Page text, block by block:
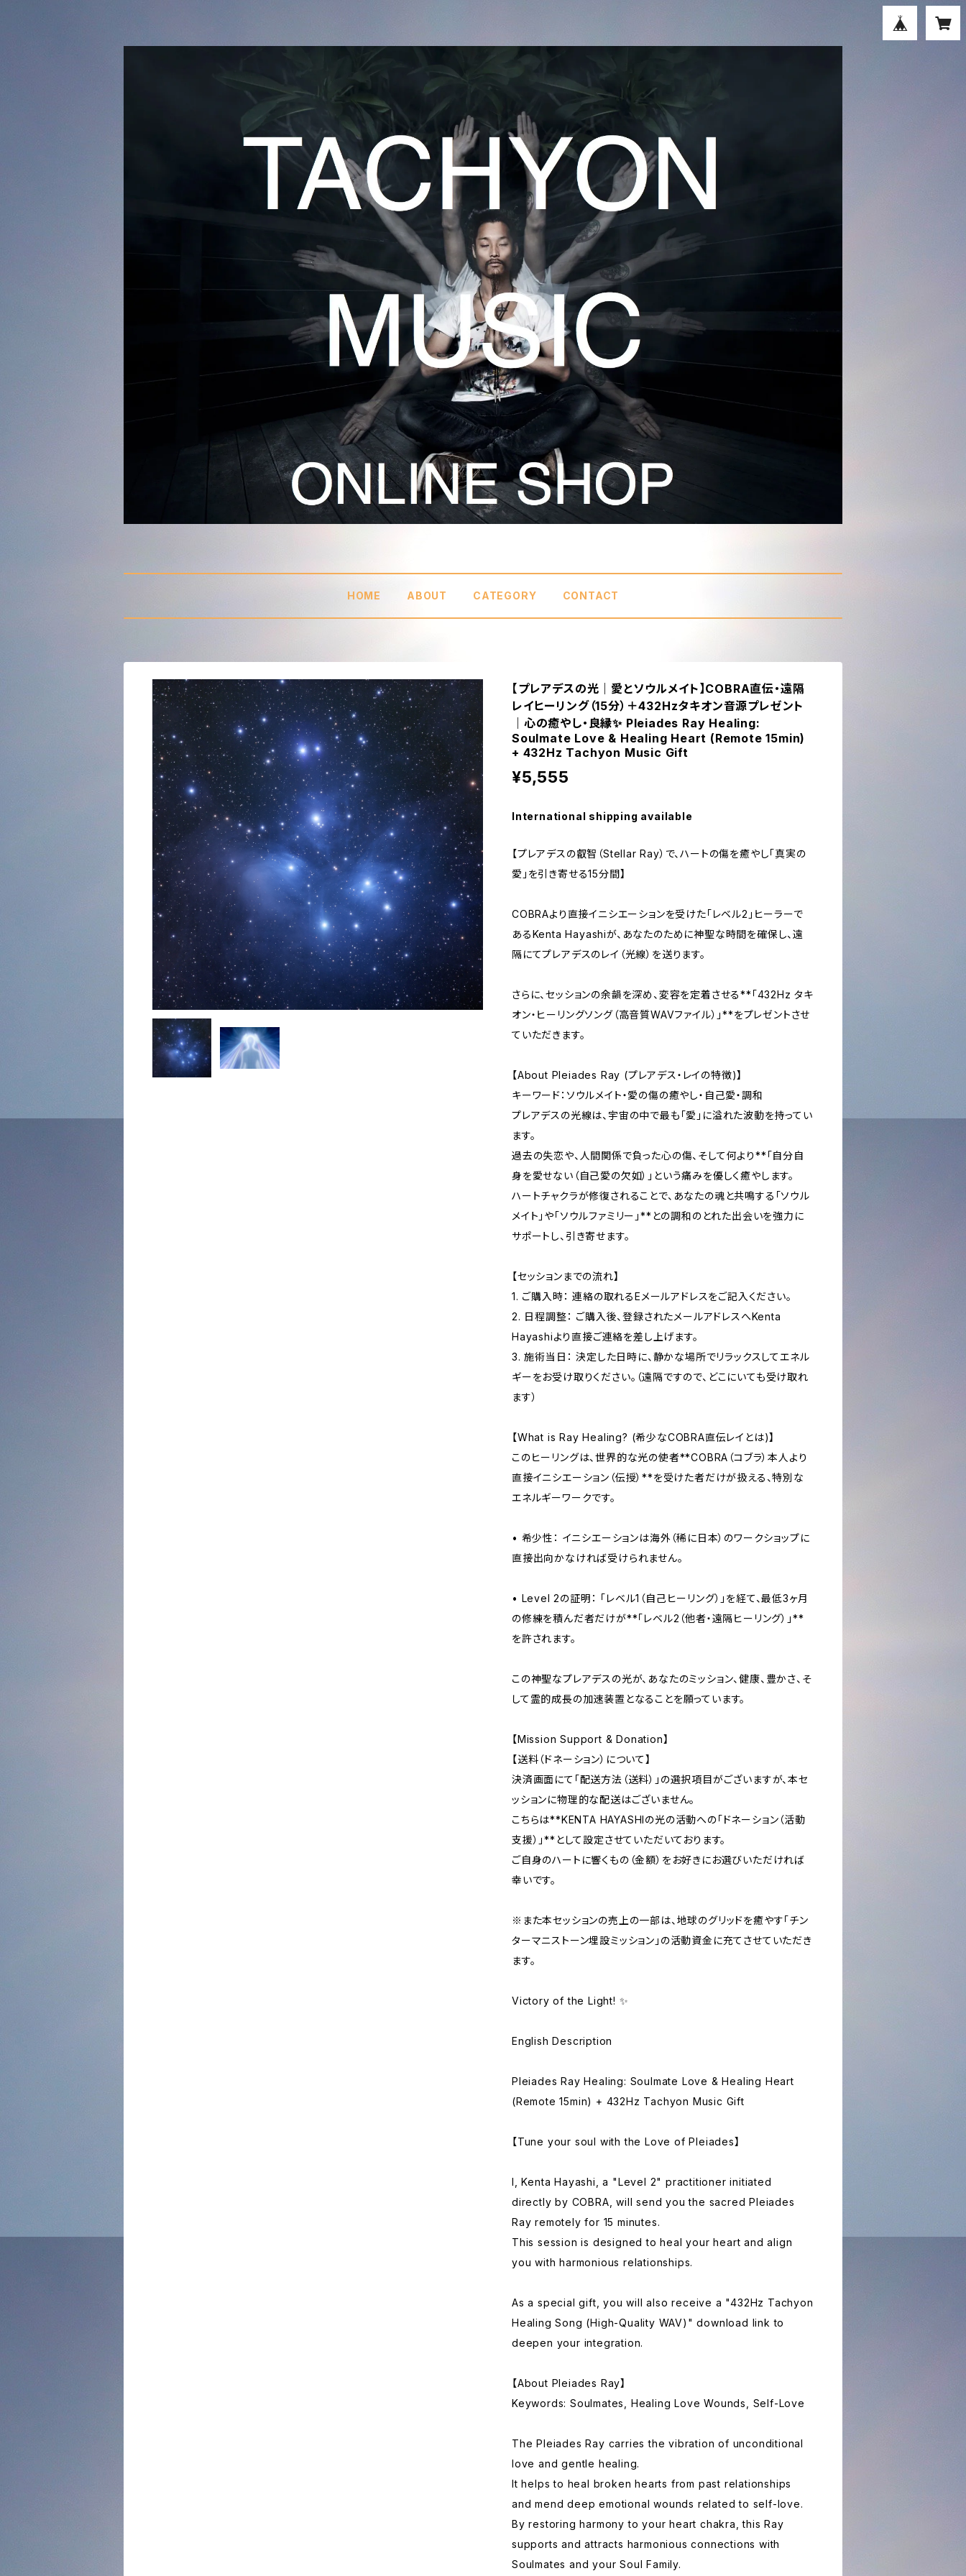
HOME ABOUT CATEGORY CONTACT
【プレアデスの光｜愛とソウルメイト】COBRA直伝・遠隔
レイヒーリング（15分）＋432Hzタキオン音源プレゼント
｜心の癒やし・良縁✨ Pleiades Ray Healing:
Soulmate Love & Healing Heart (Remote 15min)
+ 432Hz Tachyon Music Gift
¥5,555
International shipping available
【プレアデスの叡智（Stellar Ray）で、ハートの傷を癒やし「真実の
愛」を引き寄せる15分間】
COBRAより直接イニシエーションを受けた「レベル2」ヒーラーで
あるKenta Hayashiが、あなたのために神聖な時間を確保し、遠
隔にてプレアデスのレイ（光線）を送ります。
さらに、セッションの余韻を深め、変容を定着させる**「432Hz タキ
オン・ヒーリングソング（高音質WAVファイル）」**をプレゼントさせ
ていただきます。
【About Pleiades Ray (プレアデス・レイの特徴)】
キーワード：ソウルメイト・愛の傷の癒やし・自己愛・調和
プレアデスの光線は、宇宙の中で最も「愛」に溢れた波動を持ってい
ます。
過去の失恋や、人間関係で負った心の傷、そして何より**「自分自
身を愛せない（自己愛の欠如）」という痛みを優しく癒やします。
ハートチャクラが修復されることで、あなたの魂と共鳴する「ソウル
メイト」や「ソウルファミリー」**との調和のとれた出会いを強力に
サポートし、引き寄せます。
【セッションまでの流れ】
1. ご購入時： 連絡の取れるEメールアドレスをご記入ください。
2. 日程調整： ご購入後、登録されたメールアドレスへKenta
Hayashiより直接ご連絡を差し上げます。
3. 施術当日： 決定した日時に、静かな場所でリラックスしてエネル
ギーをお受け取りください。（遠隔ですので、どこにいても受け取れ
ます）
【What is Ray Healing? (希少なCOBRA直伝レイとは)】
このヒーリングは、世界的な光の使者**COBRA（コブラ）本人より
直接イニシエーション（伝授）**を受けた者だけが扱える、特別な
エネルギーワークです。
• 希少性： イニシエーションは海外（稀に日本）のワークショップに
直接出向かなければ受けられません。
• Level 2の証明： 「レベル1（自己ヒーリング）」を経て、最低3ヶ月
の修練を積んだ者だけが**「レベル2（他者・遠隔ヒーリング）」**
を許されます。
この神聖なプレアデスの光が、あなたのミッション、健康、豊かさ、そ
して霊的成長の加速装置となることを願っています。
【Mission Support & Donation】
【送料（ドネーション）について】
決済画面にて「配送方法（送料）」の選択項目がございますが、本セ
ッションに物理的な配送はございません。
こちらは**KENTA HAYASHIの光の活動への「ドネーション（活動
支援）」**として設定させていただいております。
ご自身のハートに響くもの（金額）をお好きにお選びいただければ
幸いです。
※また本セッションの売上の一部は、地球のグリッドを癒やす「チン
ターマニストーン埋設ミッション」の活動資金に充てさせていただき
ます。
Victory of the Light! ✨
English Description
Pleiades Ray Healing: Soulmate Love & Healing Heart
(Remote 15min) + 432Hz Tachyon Music Gift
【Tune your soul with the Love of Pleiades】
I, Kenta Hayashi, a "Level 2" practitioner initiated
directly by COBRA, will send you the sacred Pleiades
Ray remotely for 15 minutes.
This session is designed to heal your heart and align
you with harmonious relationships.
As a special gift, you will also receive a "432Hz Tachyon
Healing Song (High-Quality WAV)" download link to
deepen your integration.
【About Pleiades Ray】
Keywords: Soulmates, Healing Love Wounds, Self-Love
The Pleiades Ray carries the vibration of unconditional
love and gentle healing.
It helps to heal broken hearts from past relationships
and mend deep emotional wounds related to self-love.
By restoring harmony to your heart chakra, this Ray
supports and attracts harmonious connections with
Soulmates and your Soul Family.